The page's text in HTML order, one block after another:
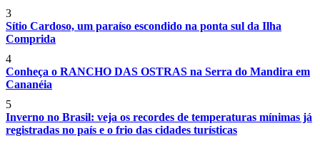
3
Sítio Cardoso, um paraíso escondido na ponta sul da Ilha
Comprida
4
Conheça o RANCHO DAS OSTRAS na Serra do Mandira em
Cananéia
5
Inverno no Brasil: veja os recordes de temperaturas mínimas já
registradas no país e o frio das cidades turísticas